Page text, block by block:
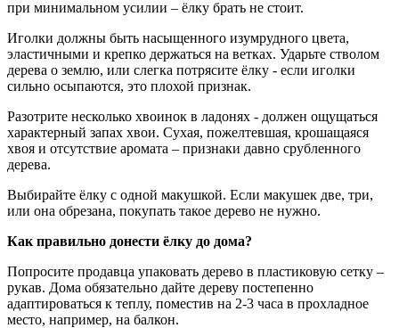
при минимальном усилии – ёлку брать не стоит.
Иголки должны быть насыщенного изумрудного цвета,
эластичными и крепко держаться на ветках. Ударьте стволом
дерева о землю, или слегка потрясите ёлку - если иголки
сильно осыпаются, это плохой признак.
Разотрите несколько хвоинок в ладонях - должен ощущаться
характерный запах хвои. Сухая, пожелтевшая, крошащаяся
хвоя и отсутствие аромата – признаки давно срубленного
дерева.
Выбирайте ёлку с одной макушкой. Если макушек две, три,
или она обрезана, покупать такое дерево не нужно.
Как правильно донести ёлку до дома?
Попросите продавца упаковать дерево в пластиковую сетку –
рукав. Дома обязательно дайте дереву постепенно
адаптироваться к теплу, поместив на 2-3 часа в прохладное
место, например, на балкон.